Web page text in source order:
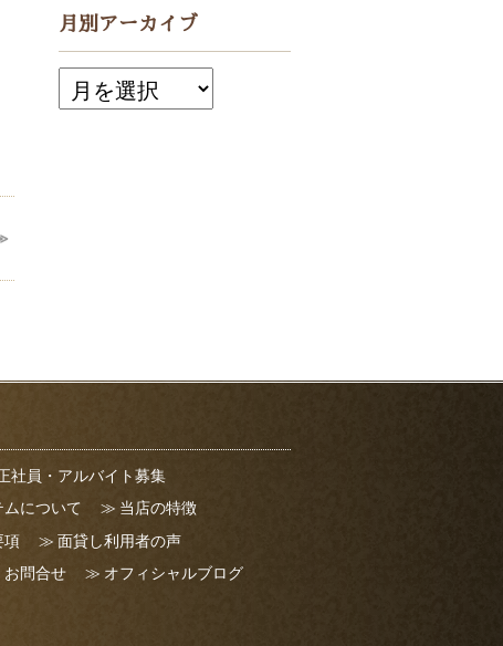
月別アーカイブ
社員・アルバイト募集
について
当店の特徴
項
面貸し利用者の声
お問合せ
オフィシャルブログ